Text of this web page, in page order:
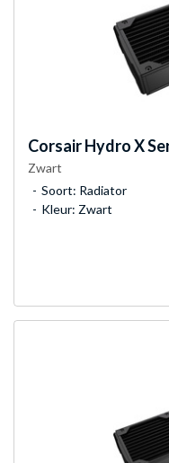
CorsairHydro X
Zwart
Soort: Radiator
Kleur: Zwart